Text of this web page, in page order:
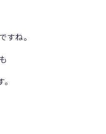
すね。